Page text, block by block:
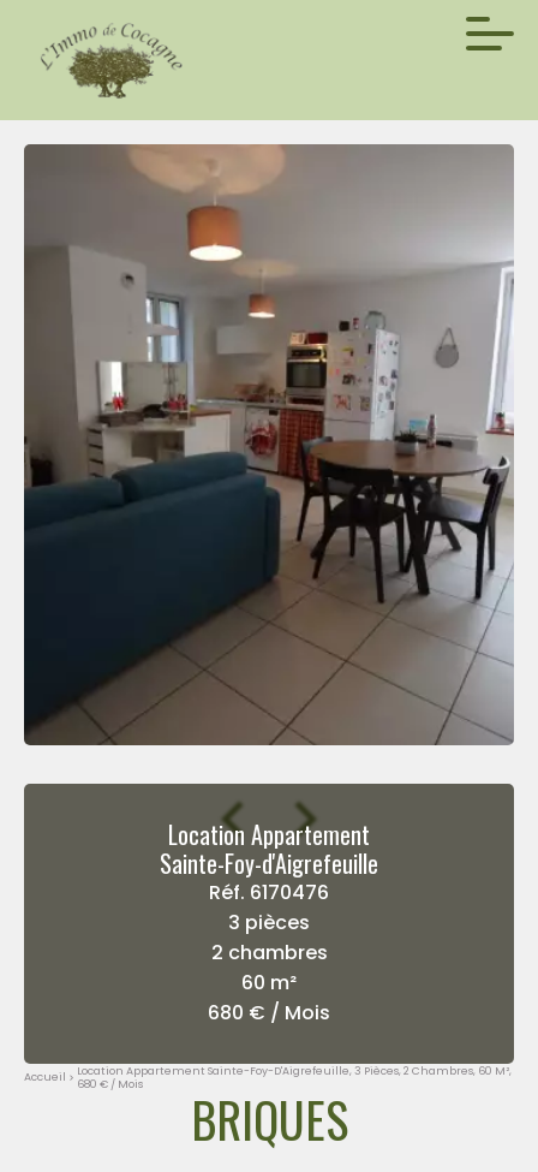
Location Appartement
Sainte-Foy-d'Aigrefeuille
Réf. 6170476
3 pièces
2 chambres
60 m²
680 € / Mois
Accueil
Location Appartement Sainte-Foy-D'Aigrefeuille, 3 Pièces, 2 Chambres, 60 M²,
680 € / Mois
BRIQUES